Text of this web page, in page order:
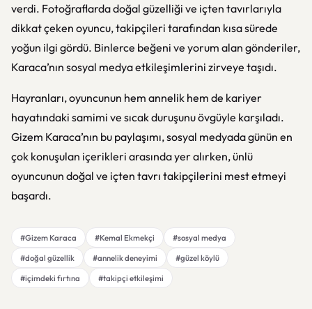
verdi. Fotoğraflarda doğal güzelliği ve içten tavırlarıyla
dikkat çeken oyuncu, takipçileri tarafından kısa sürede
yoğun ilgi gördü. Binlerce beğeni ve yorum alan gönderiler,
Karaca’nın sosyal medya etkileşimlerini zirveye taşıdı.
Hayranları, oyuncunun hem annelik hem de kariyer
hayatındaki samimi ve sıcak duruşunu övgüyle karşıladı.
Gizem Karaca’nın bu paylaşımı, sosyal medyada günün en
çok konuşulan içerikleri arasında yer alırken, ünlü
oyuncunun doğal ve içten tavrı takipçilerini mest etmeyi
başardı.
#Gizem Karaca #Kemal Ekmekçi
#sosyal medya
#doğal güzellik
#annelik deneyimi
#güzel köylü
#içimdeki fırtına
#takipçi etkileşimi